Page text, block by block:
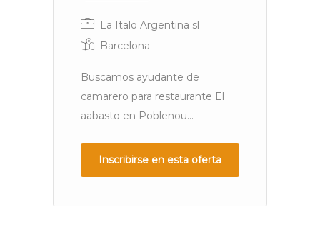
La Italo Argentina sl
Barcelona
Buscamos ayudante de
camarero para restaurante El
aabasto en Poblenou...
Inscribirse en esta oferta